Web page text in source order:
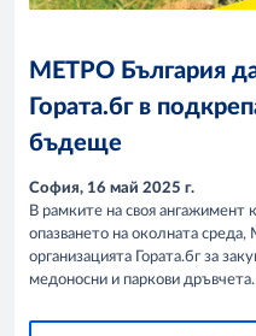
МЕТРО България
Гората.бг в
бъдеще
София, 16 май 2025 г.
В рамките на своя ангажимент
опазването на околната
организацията Гората.бг за
медоносни и паркови дръвчета.